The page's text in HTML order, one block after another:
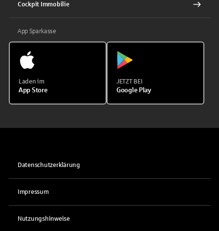
Cockpit Immobilie
App Sparkasse
Laden im
App Store
JETZT BEI
Google Play
Datenschutzerklärung
Impressum
Nutzungshinweise